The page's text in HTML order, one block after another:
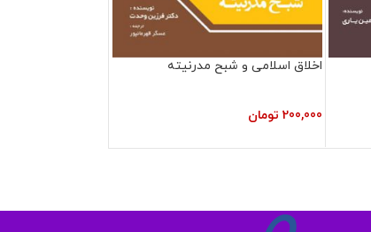
اخلاق اسلامی و شبح مدرنیته
200,000 تومان